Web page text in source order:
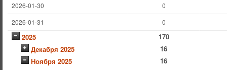
2026-01-30
0
2026-01-31
0
2025
170
Декабря 2025
16
Ноября 2025
16